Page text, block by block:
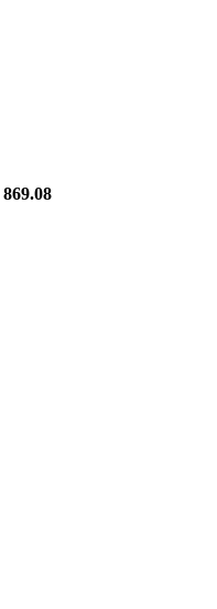
869.08